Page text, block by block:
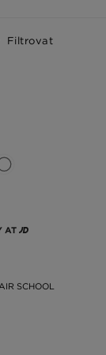
Filtrovat
AT
SCHOOL